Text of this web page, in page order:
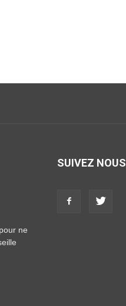
ne
SUIVEZ NOUS